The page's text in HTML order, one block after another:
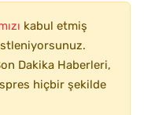
kabul etmiş
Dakika Haberleri,
hiçbir şekilde